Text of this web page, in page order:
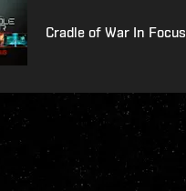
Cradle of War In Focus